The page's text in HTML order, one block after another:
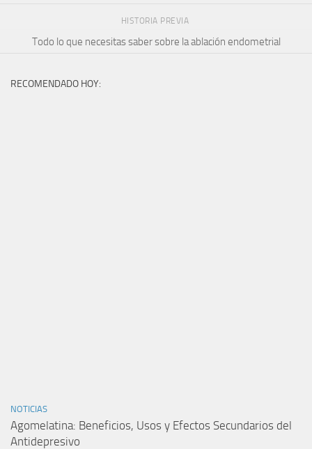
HISTORIA PREVIA
Todo lo que necesitas saber sobre la ablación endometrial
RECOMENDADO HOY:
NOTICIAS
Agomelatina: Beneficios, Usos y Efectos Secundarios del
Antidepresivo